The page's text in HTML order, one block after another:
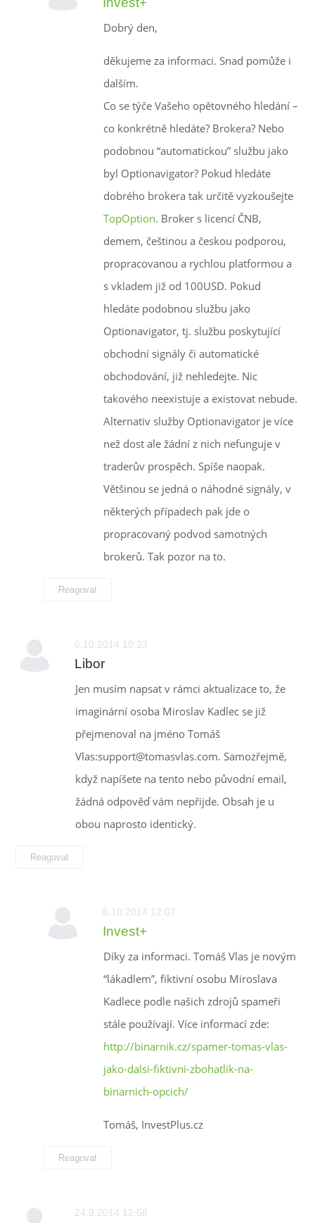
Dobrý den,
děkujeme za informaci. Snad pomůže i
dalším.
Co se týče Vašeho opětovného hledání –
co konkrétně hledáte? Brokera? Nebo
podobnou “automatickou” službu jako
byl Optionavigator? Pokud hledáte
dobrého brokera tak určitě vyzkoušejte
TopOption. Broker s licencí ČNB,
demem, češtinou a českou podporou,
propracovanou a rychlou platformou a
s vkladem již od 100USD. Pokud
hledáte podobnou službu jako
Optionavigator, tj. službu poskytující
obchodní signály či automatické
obchodování, již nehledejte. Nic
takového neexistuje a existovat nebude.
Alternativ služby Optionavigator je více
než dost ale žádní z nich nefunguje v
traderův prospěch. Spíše naopak.
Většinou se jedná o náhodné signály, v
některých případech pak jde o
propracovaný podvod samotných
brokerů. Tak pozor na to.
Reagovat
6.10.2014 10:23
Libor
Jen musím napsat v rámci aktualizace to, že
imaginární osoba Miroslav Kadlec se již
přejmenoval na jméno Tomáš
Vlas:support@tomasvlas.com. Samozřejmě,
když napíšete na tento nebo původní email,
žádná odpověď vám nepřijde. Obsah je u
obou naprosto identický.
Reagovat
6.10.2014 12:07
Invest+
Díky za informaci. Tomáš Vlas je novým
“lákadlem”, fiktivní osobu Miroslava
Kadlece podle našich zdrojů spameři
stále používají. Více informací zde:
http://binarnik.cz/spamer-tomas-vlas-
jako-dalsi-fiktivni-zbohatlik-na-
binarnich-opcich/
Tomáš, InvestPlus.cz
Reagovat
24.9.2014 12:58